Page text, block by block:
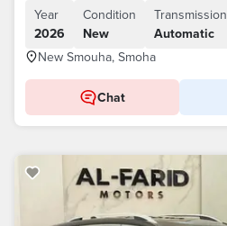
Year
2026
Condition
New
Transmission
Automatic
New Smouha, Smoha
Chat